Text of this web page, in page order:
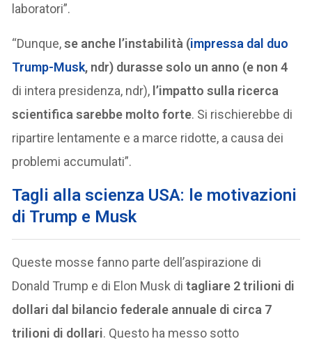
laboratori”.
“Dunque,se anche l’instabilità (impressa dal duo
Trump-Musk, ndr) durasse solo un anno (e non 4
di intera presidenza, ndr), l’impatto sulla ricerca
scientifica sarebbe molto forte. Si rischierebbe di
ripartire lentamente e a marce ridotte, a causa dei
problemi accumulati”.
Tagli alla scienza USA: le motivazioni
di Trump e Musk
Queste mosse fanno parte dell’aspirazione di
Donald Trump e di Elon Musk ditagliare 2 trilioni di
dollari dal bilancio federale annuale di circa 7
trilioni di dollari. Questo ha messo sotto